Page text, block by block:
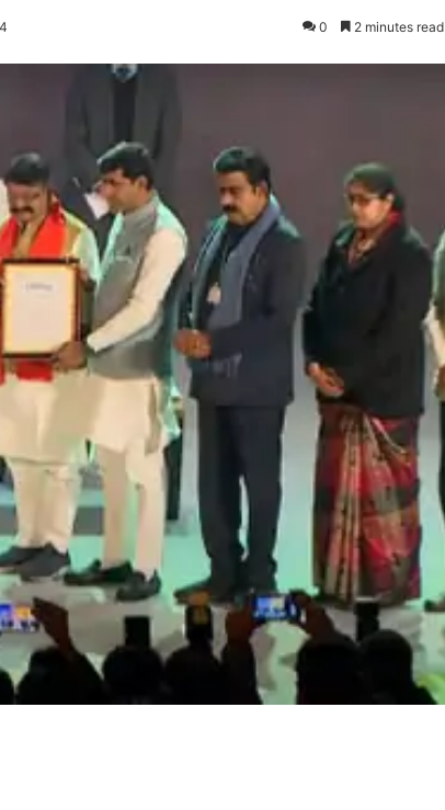
0 2 minutes read